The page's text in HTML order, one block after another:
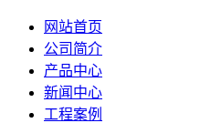
网站首页
公司简介
产品中心
新闻中心
工程案例